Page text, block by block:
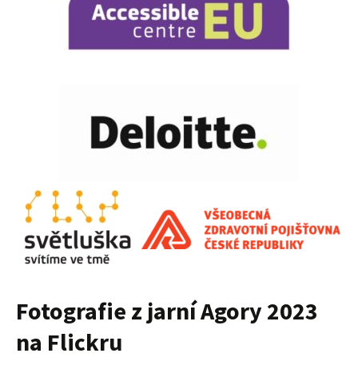
Fotografie z jarní Agory 2023
na Flickru